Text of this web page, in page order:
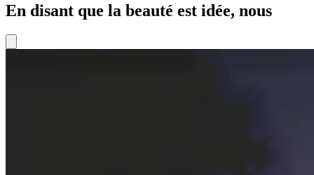
En disant que la beauté est idée, nous